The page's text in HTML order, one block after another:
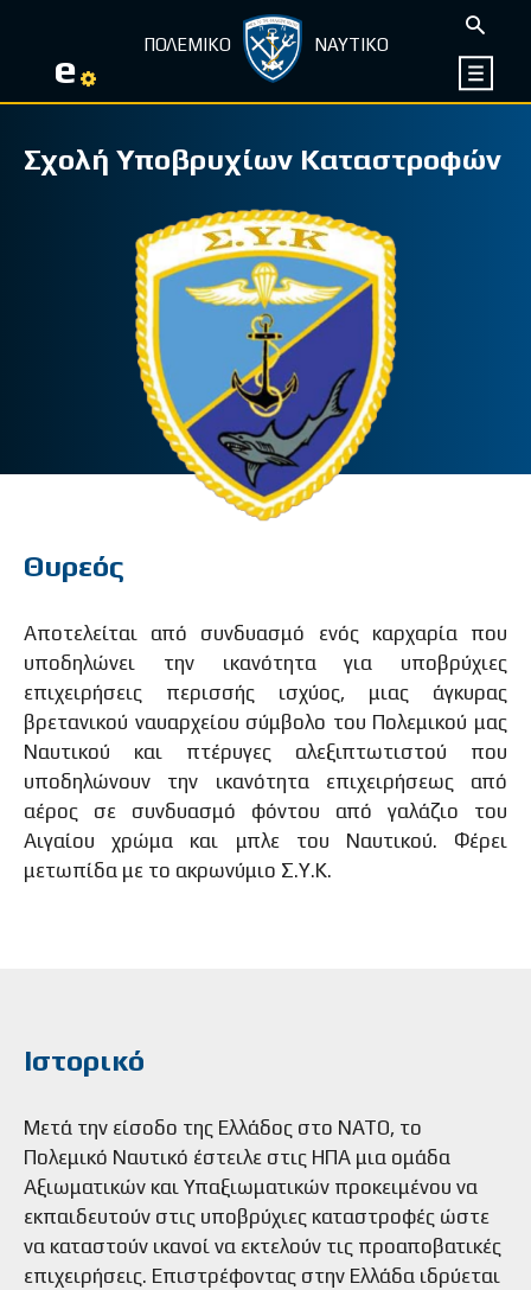
e ΠΟΛΕΜΙΚΟ ΝΑΥΤΙΚΟ
Σχολή Υποβρυχίων Καταστροφών
Θυρεός
Αποτελείται από συνδυασμό ενός καρχαρία που
υποδηλώνει την ικανότητα για υποβρύχιες
επιχειρήσεις περισσής ισχύος, μιας άγκυρας
βρετανικού ναυαρχείου σύμβολο του Πολεμικού μας
Ναυτικού και πτέρυγες αλεξιπτωτιστού που
υποδηλώνουν την ικανότητα επιχειρήσεως από
αέρος σε συνδυασμό φόντου από γαλάζιο του
Αιγαίου χρώμα και μπλε του Ναυτικού. Φέρει
μετωπίδα με το ακρωνύμιο Σ.Υ.Κ.
Ιστορικό
Μετά την είσοδο της Ελλάδος στο ΝΑΤΟ, το
Πολεμικό Ναυτικό έστειλε στις ΗΠΑ μια ομάδα
Αξιωματικών και Υπαξιωματικών προκειμένου να
εκπαιδευτούν στις υποβρύχιες καταστροφές ώστε
να καταστούν ικανοί να εκτελούν τις προαποβατικές
επιχειρήσεις. Επιστρέφοντας στην Ελλάδα ιδρύεται